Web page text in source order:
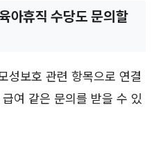
아휴직 수당도 문의할
성보호 관련 항목으로 연결
여 같은 문의를 받을 수 있